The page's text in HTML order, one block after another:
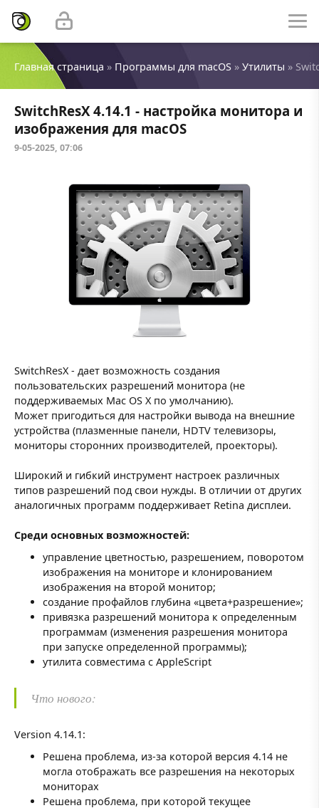
Главная страница » Программы для macOS » Утилиты »
SwitchResX 4.14.1 - настройка монитора и
изображения для macOS
9-05-2025, 07:06
SwitchResX - дает возможность создания
пользовательских разрешений монитора (не
поддерживаемых Mac OS X по умолчанию).
Может пригодиться для настройки вывода на внешние
устройства (плазменные панели, HDTV телевизоры,
мониторы сторонних производителей, проекторы).
Широкий и гибкий инструмент настроек различных
типов разрешений под свои нужды. В отличии от других
аналогичных программ поддерживает Retina дисплеи.
Среди основных возможностей:
управление цветностью, разрешением, поворотом
изображения на мониторе и клонированием
изображения на второй монитор;
создание профайлов глубина «цвета+разрешение»;
привязка разрешений монитора к определенным
программам (изменения разрешения монитора
при запуске определенной программы);
утилита совместима с AppleScript
Что нового:
Version 4.14.1:
Решена проблема, из-за которой версия 4.14 не
могла отображать все разрешения на некоторых
мониторах
Решена проблема, при которой текущее